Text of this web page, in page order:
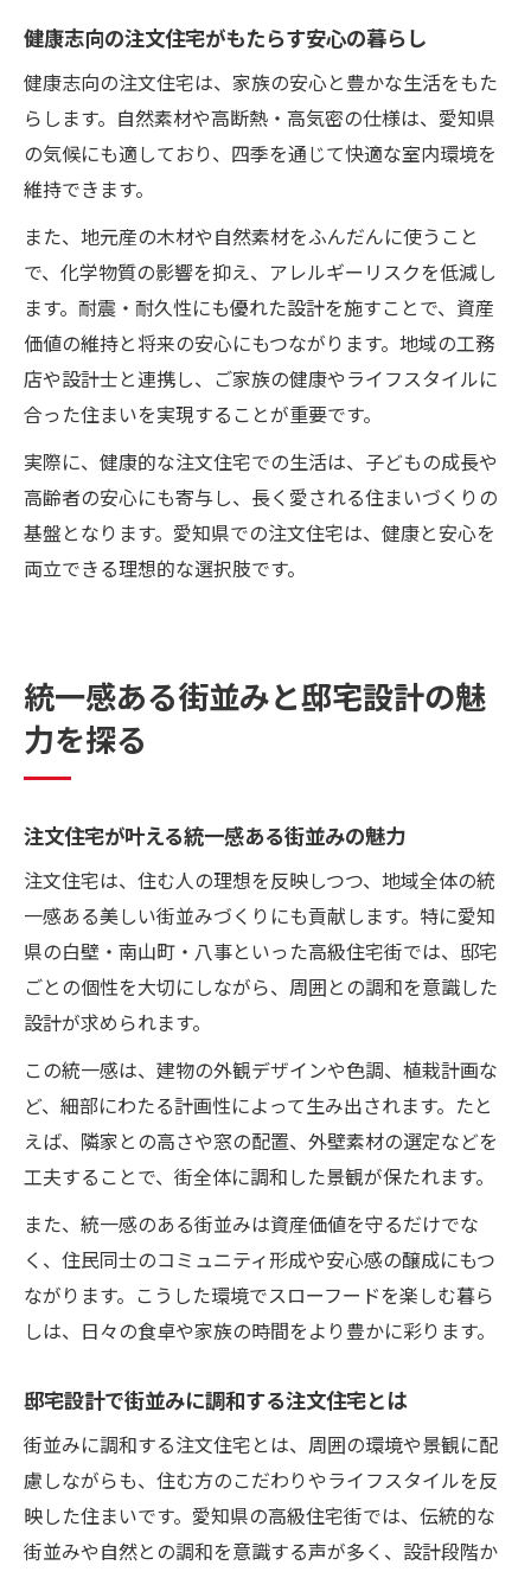
健康志向の注文住宅がもたらす安心の暮らし
健康志向の注文住宅は、家族の安心と豊かな生活をもた
らします。自然素材や高断熱・高気密の仕様は、愛知県
の気候にも適しており、四季を通じて快適な室内環境を
維持できます。
また、地元産の木材や自然素材をふんだんに使うこと
で、化学物質の影響を抑え、アレルギーリスクを低減し
ます。耐震・耐久性にも優れた設計を施すことで、資産
価値の維持と将来の安心にもつながります。地域の工務
店や設計士と連携し、ご家族の健康やライフスタイルに
合った住まいを実現することが重要です。
実際に、健康的な注文住宅での生活は、子どもの成長や
高齢者の安心にも寄与し、長く愛される住まいづくりの
基盤となります。愛知県での注文住宅は、健康と安心を
両立できる理想的な選択肢です。
統一感ある街並みと邸宅設計の魅
力を探る
注文住宅が叶える統一感ある街並みの魅力
注文住宅は、住む人の理想を反映しつつ、地域全体の統
一感ある美しい街並みづくりにも貢献します。特に愛知
県の白壁・南山町・八事といった高級住宅街では、邸宅
ごとの個性を大切にしながら、周囲との調和を意識した
設計が求められます。
この統一感は、建物の外観デザインや色調、植栽計画な
ど、細部にわたる計画性によって生み出されます。たと
えば、隣家との高さや窓の配置、外壁素材の選定などを
工夫することで、街全体に調和した景観が保たれます。
また、統一感のある街並みは資産価値を守るだけでな
く、住民同士のコミュニティ形成や安心感の醸成にもつ
ながります。こうした環境でスローフードを楽しむ暮ら
しは、日々の食卓や家族の時間をより豊かに彩ります。
邸宅設計で街並みに調和する注文住宅とは
街並みに調和する注文住宅とは、周囲の環境や景観に配
慮しながらも、住む方のこだわりやライフスタイルを反
映した住まいです。愛知県の高級住宅街では、伝統的な
街並みや自然との調和を意識する声が多く、設計段階か